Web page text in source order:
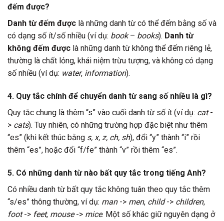
đếm được?
Danh từ đếm được là những danh từ có thể đếm bằng số và
có dạng số ít/số nhiều (ví dụ: book– books). Danh từ
không đếm được là những danh từ không thể đếm riêng lẻ,
thường là chất lỏng, khái niệm trừu tượng, và không có dạng
số nhiều (ví dụ: water, information).
4. Quy tắc chính để chuyển danh từ sang số nhiều là gì?
Quy tắc chung là thêm “s” vào cuối danh từ số ít (ví dụ: cat-
> cats). Tuy nhiên, có những trường hợp đặc biệt như thêm
“es” (khi kết thúc bằng s, x, z, ch, sh), đổi “y” thành “i” rồi
thêm “es”, hoặc đổi “f/fe” thành “v” rồi thêm “es”.
5. Có những danh từ nào bất quy tắc trong tiếng Anh?
Có nhiều danh từ bất quy tắc không tuân theo quy tắc thêm
“s/es” thông thường, ví dụ: man-> men, child-> children,
foot-> feet, mouse-> mice. Một số khác giữ nguyên dạng ở